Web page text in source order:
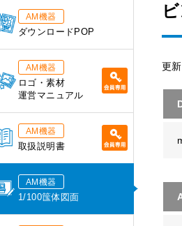
更
AM機器
ダウンロードPOP
AM機器
ロゴ・素材
運営マニュアル
AM機器
取扱説明書
AM機器
1/100筺体図面